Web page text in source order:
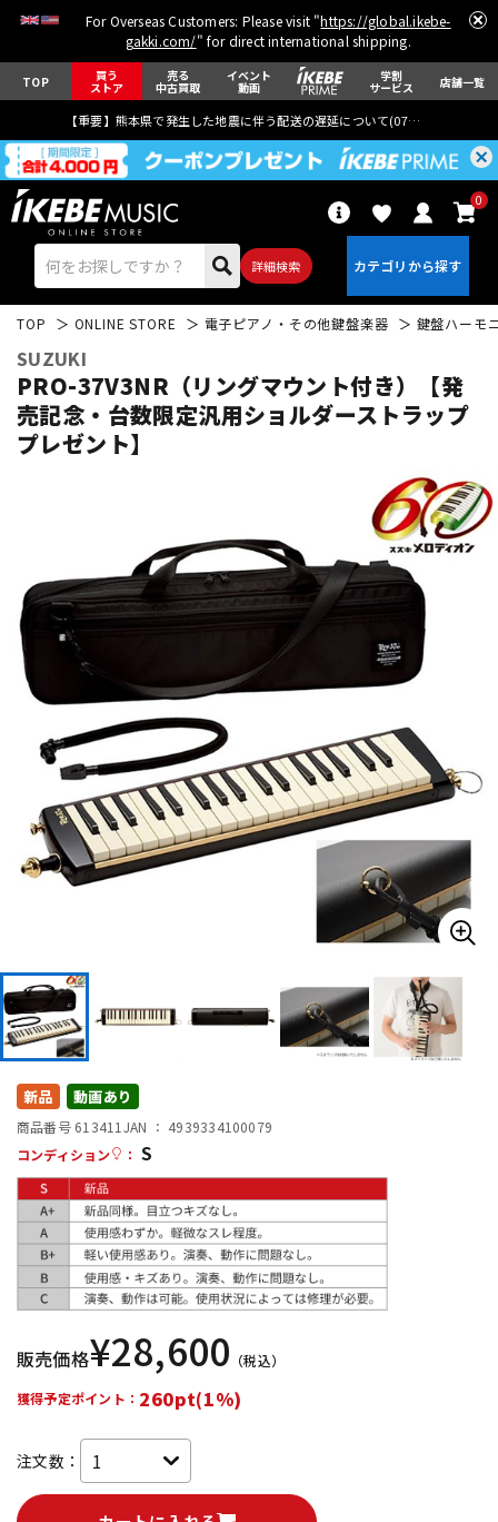
For Overseas Customers: Please visit "https://global.ikebe-
gakki.com/" for direct international shipping.
TOP 買う
ストア
売る
中古買取
イベント
動画
学割
サービス 店舗一覧
【重要】熊本県で発生した地震に伴う配送の遅延について(07月29日
詳細検索
0
エレキギター
ウクレレ
ドラム パーカッション
キーボード 電子ピアノ
管楽器 その他楽器
アンプ エフェクター
DTM
DTM オンライン納品 レコーディング機器
配信/ライブ機器
TOP ONLINE STORE 電子ピアノ・その他鍵盤楽器 鍵盤ハーモ
SUZUKI
PRO-37V3NR（リングマウント付き）【発
売記念・台数限定汎用ショルダーストラップ
プレゼント】
新品 動画あり
商品番号 613411 JAN ： 4939334100079
コンディション
： S
販売価格¥28,600 （税込）
獲得予定ポイント： 260pt(1%)
注文数：